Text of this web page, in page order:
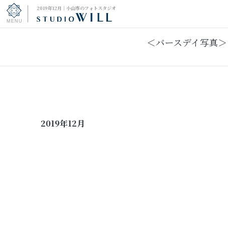
2019年12月｜小山市のフォトスタジオ
ウェディングフォト
＜バースデイ写真
2019年12月